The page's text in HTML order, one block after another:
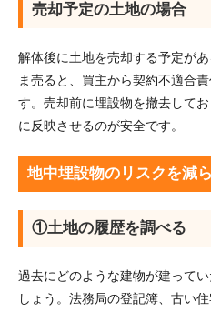
売却予定の土地の場合
解体後に土地を売却する予定が
ま売ると、買主から契約不適合
す。売却前に埋設物を撤去して
に反映させるのが安全です。
地中埋設物のリスクを減
①土地の履歴を調べる
過去にどのような建物が建って
しょう。法務局の登記簿、古い